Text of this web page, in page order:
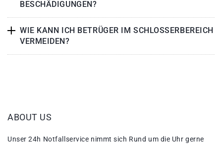
BESCHÄDIGUNGEN?
WIE KANN ICH BETRÜGER IM SCHLOSSERBEREICH
VERMEIDEN?
ABOUT US
Unser 24h Notfallservice nimmt sich Rund um die Uhr gerne